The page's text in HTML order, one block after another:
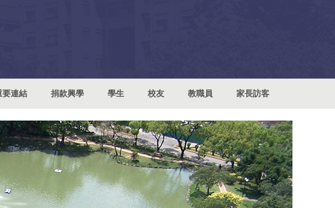
要連結 捐款興學 學生 校友 教職員 家長訪客